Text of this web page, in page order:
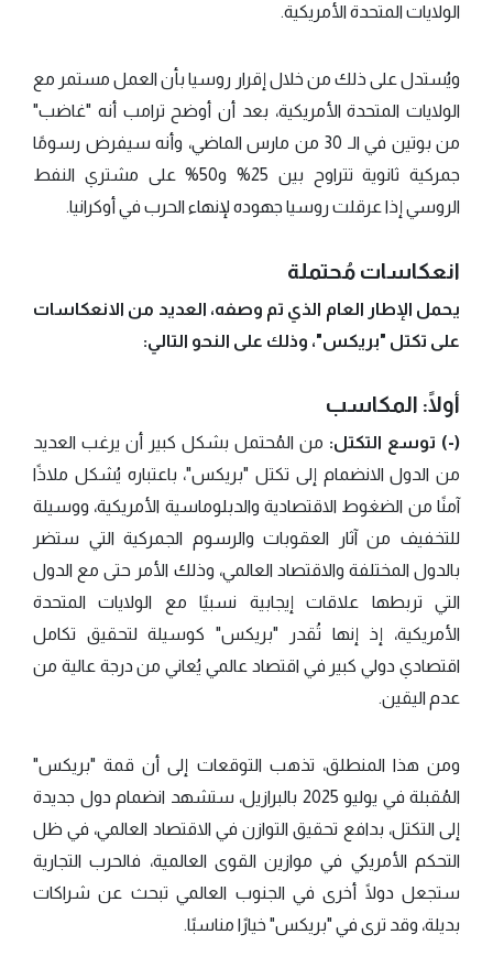
الولايات المتحدة الأمريكية.
ويُستدل على ذلك من خلال إقرار روسيا بأن العمل مستمر مع
الولايات المتحدة الأمريكية، بعد أن أوضح ترامب أنه "غاضب"
من بوتين في الـ 30 من مارس الماضي، وأنه سيفرض رسومًا
جمركية ثانوية تتراوح بين 25% و50% على مشتري النفط
الروسي إذا عرقلت روسيا جهوده لإنهاء الحرب في أوكرانيا.
انعكاسات مُحتملة
يحمل الإطار العام الذي تم وصفه، العديد من الانعكاسات
على تكتل "بريكس"، وذلك على النحو التالي:
أولًا: المكاسب
(-) توسع التكتل: من المُحتمل بشكل كبير أن يرغب العديد
من الدول الانضمام إلى تكتل "بريكس"، باعتباره يُشكل ملاذًا
آمنًا من الضغوط الاقتصادية والدبلوماسية الأمريكية، ووسيلة
للتخفيف من آثار العقوبات والرسوم الجمركية التي ستضر
بالدول المختلفة والاقتصاد العالمي، وذلك الأمر حتى مع الدول
التي تربطها علاقات إيجابية نسبيًا مع الولايات المتحدة
الأمريكية، إذ إنها تُقدر "بريكس" كوسيلة لتحقيق تكامل
اقتصادي دولي كبير في اقتصاد عالمي يُعاني من درجة عالية من
عدم اليقين.
ومن هذا المنطلق، تذهب التوقعات إلى أن قمة "بريكس"
المُقبلة في يوليو 2025 بالبرازيل، ستشهد انضمام دول جديدة
إلى التكتل، بدافع تحقيق التوازن في الاقتصاد العالمي، في ظل
التحكم الأمريكي في موازين القوى العالمية، فالحرب التجارية
ستجعل دولًا أخرى في الجنوب العالمي تبحث عن شراكات
بديلة، وقد ترى في "بريكس" خيارًا مناسبًا.